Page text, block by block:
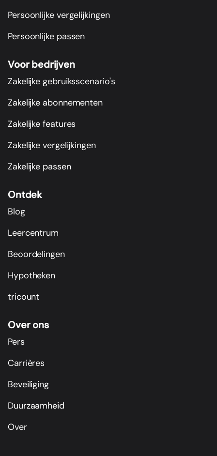
Persoonlijke vergelijkingen
Persoonlijke passen
Voor bedrijven
Zakelijke gebruiksscenario's
Zakelijke abonnementen
Zakelijke features
Zakelijke vergelijkingen
Zakelijke passen
Ontdek
Blog
Leercentrum
Beoordelingen
Hypotheken
tricount
Over ons
Pers
Carrières
Beveiliging
Duurzaamheid
Over